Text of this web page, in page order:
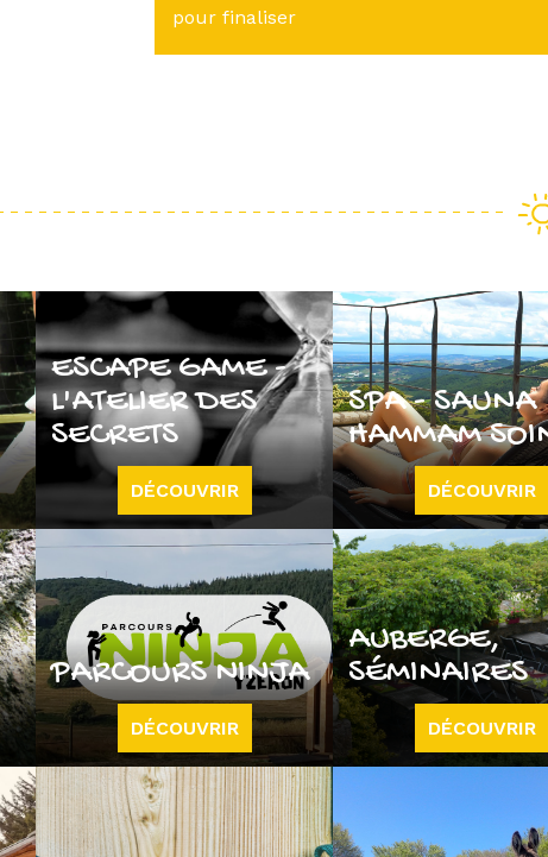
pour finaliser
ESCAPE GAME -
L'ATELIER DES
SECRETS
DÉCOUVRIR
SPA - SAUNA
HAMMAM
DÉCOUVRIR
PARCOURS NINJA
DÉCOUVRIR
AUBERGE,
SÉMINAIRES
DÉCOUVRIR